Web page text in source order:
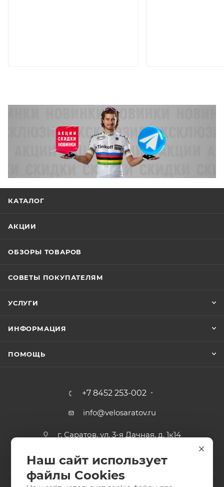
КАТАЛОГ
АКЦИИ
ОБЗОРЫ ТОВАРОВ
СОВЕТЫ ПОКУПАТЕЛЯМ
УСЛУГИ
ИНФОРМАЦИЯ
ПОМОЩЬ
+7 8452 253-002
info@velosaratov.ru
г. Саратов, ул. 3-я Дачная, д. 1к14
Наш сайт использует
файлы Cookies